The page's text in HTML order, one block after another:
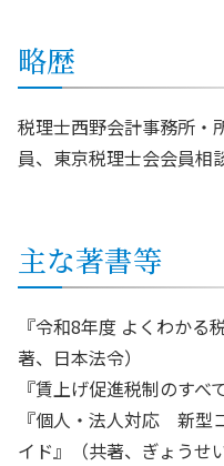
略歴
税理士西野会計事務所・
員、東京税理士会会員相
主な著書等
『令和8年度 よくわか
著、日本法令）
『賃上げ促進税制のすべ
『個人・法人対応 新型
イド』（共著、ぎょうせい